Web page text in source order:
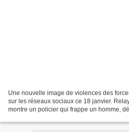
Une nouvelle image de violences des
sur les réseaux sociaux ce 18 janvier.
montre un policier qui frappe un homme,